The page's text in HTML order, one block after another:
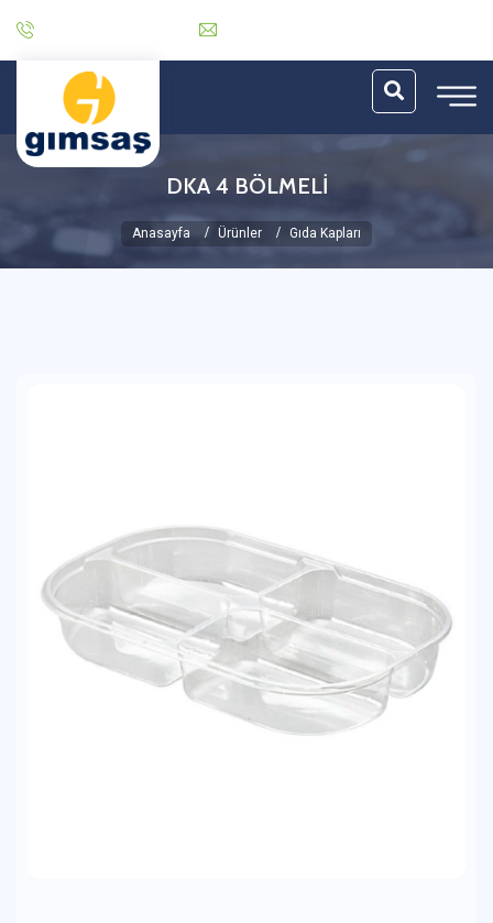
DKA 4 BÖLMELİ
Anasayfa Ürünler Gıda Kapları